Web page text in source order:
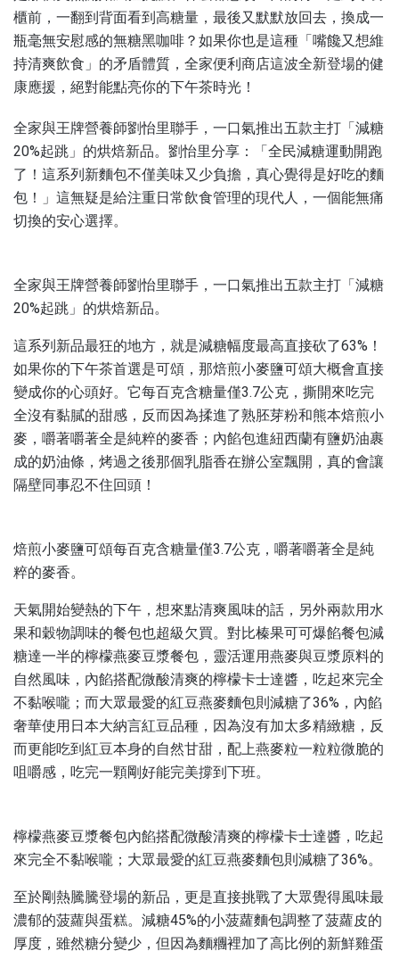
櫃前，一翻到背面看到高糖量，最後又默默放回去，換成一
瓶毫無安慰感的無糖黑咖啡？如果你也是這種「嘴饞又想維
持清爽飲食」的矛盾體質，全家便利商店這波全新登場的健
康應援，絕對能點亮你的下午茶時光！
全家與王牌營養師劉怡里聯手，一口氣推出五款主打「減糖
20%起跳」的烘焙新品。劉怡里分享：「全民減糖運動開跑
了！這系列新麵包不僅美味又少負擔，真心覺得是好吃的麵
包！」這無疑是給注重日常飲食管理的現代人，一個能無痛
切換的安心選擇。
全家與王牌營養師劉怡里聯手，一口氣推出五款主打「減糖
20%起跳」的烘焙新品。
這系列新品最狂的地方，就是減糖幅度最高直接砍了63%！
如果你的下午茶首選是可頌，那焙煎小麥鹽可頌大概會直接
變成你的心頭好。它每百克含糖量僅3.7公克，撕開來吃完
全沒有黏膩的甜感，反而因為揉進了熟胚芽粉和熊本焙煎小
麥，嚼著嚼著全是純粹的麥香；內餡包進紐西蘭有鹽奶油裹
成的奶油條，烤過之後那個乳脂香在辦公室飄開，真的會讓
隔壁同事忍不住回頭！
焙煎小麥鹽可頌每百克含糖量僅3.7公克，嚼著嚼著全是純
粹的麥香。
天氣開始變熱的下午，想來點清爽風味的話，另外兩款用水
果和穀物調味的餐包也超級欠買。對比榛果可可爆餡餐包減
糖達一半的檸檬燕麥豆漿餐包，靈活運用燕麥與豆漿原料的
自然風味，內餡搭配微酸清爽的檸檬卡士達醬，吃起來完全
不黏喉嚨；而大眾最愛的紅豆燕麥麵包則減糖了36%，內餡
奢華使用日本大納言紅豆品種，因為沒有加太多精緻糖，反
而更能吃到紅豆本身的自然甘甜，配上燕麥粒一粒粒微脆的
咀嚼感，吃完一顆剛好能完美撐到下班。
檸檬燕麥豆漿餐包內餡搭配微酸清爽的檸檬卡士達醬，吃起
來完全不黏喉嚨；大眾最愛的紅豆燕麥麵包則減糖了36%。
至於剛熱騰騰登場的新品，更是直接挑戰了大眾覺得風味最
濃郁的菠蘿與蛋糕。減糖45%的小菠蘿麵包調整了菠蘿皮的
厚度，雖然糖分變少，但因為麵糰裡加了高比例的新鮮雞蛋